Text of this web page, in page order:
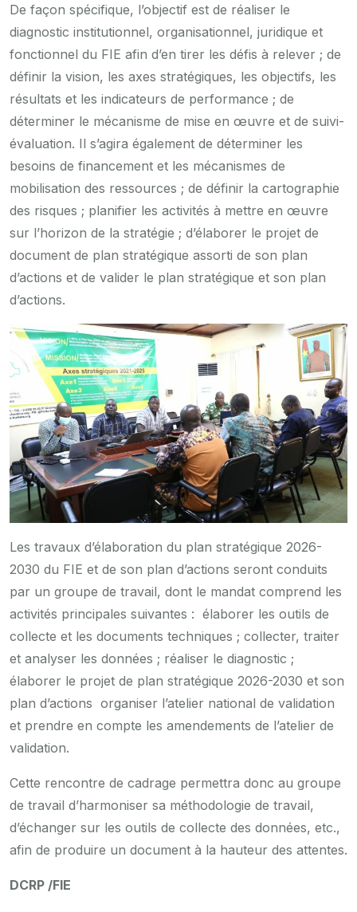
De façon spécifique, l’objectif est de réaliser le
diagnostic institutionnel, organisationnel, juridique et
fonctionnel du FIE afin d’en tirer les défis à relever ; de
définir la vision, les axes stratégiques, les objectifs, les
résultats et les indicateurs de performance ; de
déterminer le mécanisme de mise en œuvre et de suivi-
évaluation. Il s’agira également de déterminer les
besoins de financement et les mécanismes de
mobilisation des ressources ; de définir la cartographie
des risques ; planifier les activités à mettre en œuvre
sur l’horizon de la stratégie ; d’élaborer le projet de
document de plan stratégique assorti de son plan
d’actions et de valider le plan stratégique et son plan
d’actions.
Les travaux d’élaboration du plan stratégique 2026-
2030 du FIE et de son plan d’actions seront conduits
par un groupe de travail, dont le mandat comprend les
activités principales suivantes : élaborer les outils de
collecte et les documents techniques ; collecter, traiter
et analyser les données ; réaliser le diagnostic ;
élaborer le projet de plan stratégique 2026-2030 et son
plan d’actions organiser l’atelier national de validation
et prendre en compte les amendements de l’atelier de
validation.
Cette rencontre de cadrage permettra donc au groupe
de travail d’harmoniser sa méthodologie de travail,
d’échanger sur les outils de collecte des données, etc.,
afin de produire un document à la hauteur des attentes.
DCRP /FIE